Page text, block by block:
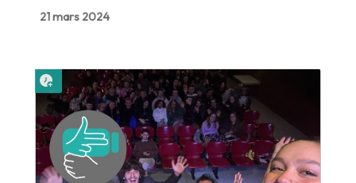
21 mars 2024
Lire plus tard